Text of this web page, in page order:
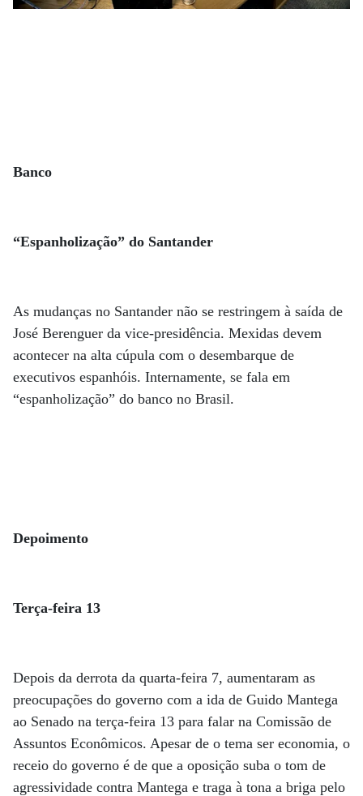
Banco
“Espanholização” do Santander
As mudanças no Santander não se restringem à saída de
José Berenguer da vice-presidência. Mexidas devem
acontecer na alta cúpula com o desembarque de
executivos espanhóis. Internamente, se fala em
“espanholização” do banco no Brasil.
Depoimento
Terça-feira 13
Depois da derrota da quarta-feira 7, aumentaram as
preocupações do governo com a ida de Guido Mantega
ao Senado na terça-feira 13 para falar na Comissão de
Assuntos Econômicos. Apesar de o tema ser economia, o
receio do governo é de que a oposição suba o tom de
agressividade contra Mantega e traga à tona a briga pelo